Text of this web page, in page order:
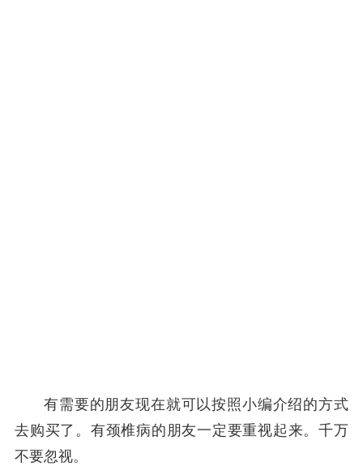
有需要的朋友现在就可以按照小编介绍的方式
去购买了。有颈椎病的朋友一定要重视起来。千万
不要忽视。